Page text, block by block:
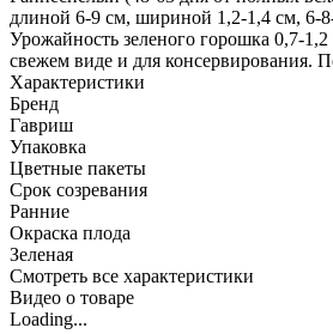
длиной 6-9 см, шириной 1,2-1,4 см, 6-
Урожайность зеленого горошка 0,7-
свежем виде и для консервирования.
Характеристики
Бренд
Гавриш
Упаковка
Цветные пакеты
Срок созревания
Ранние
Окраска плода
Зеленая
Cмотреть все характеристики
Видео о товаре
Loading...